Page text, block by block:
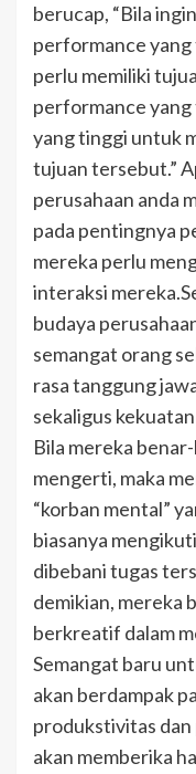
berucap, “Bila
performance yang
perlu memiliki
performance yang
yang tinggi untuk
tujuan tersebut.”
perusahaan anda
pada pentingnya
mereka perlu
interaksi
budaya
semangat orang
rasa tanggung
sekaligus
Bila mereka
mengerti, maka
“korban mental”
biasanya
dibebani tugas
demikian, mereka
berkreatif dalam
Semangat baru
akan berdampak
produkstivitas
akan memberika